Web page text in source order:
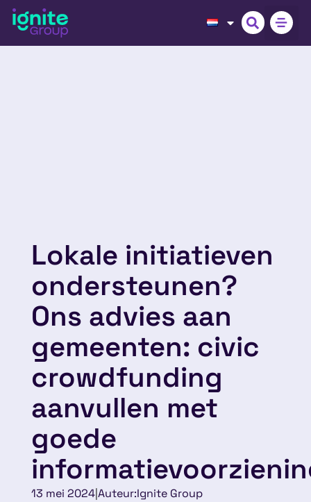
Lokale initiatieven
ondersteunen?
Ons advies aan
gemeenten: civic
crowdfunding
aanvullen met
goede
13 mei 2024|Auteur:Ignite Group